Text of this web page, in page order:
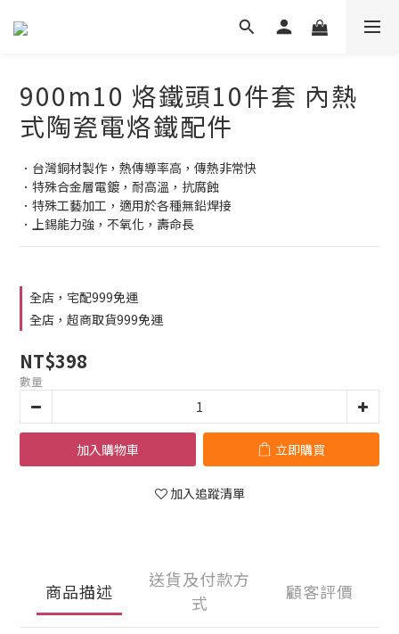
900m10 烙鐵頭10件套 內熱
式陶瓷電烙鐵配件
．台灣銅材製作，熱傳導率高，傳熱非常快
．特殊合金層電鍍，耐高溫，抗腐蝕
．特殊工藝加工，適用於各種無鉛焊接
．上錫能力強，不氧化，壽命長
全店，宅配999免運
全店，超商取貨999免運
NT$398
數量
加入購物車 立即購買
加入追蹤清單
商品描述
送貨及付款方
式
顧客評價